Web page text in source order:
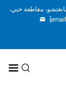
مقاطعة خبي،